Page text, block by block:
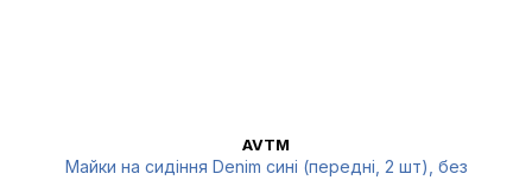
AVTM
Майки на сидіння Denim сині (передні, 2 шт), без